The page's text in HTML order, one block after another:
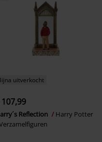
uitverkocht
Reflection
Harry Potter